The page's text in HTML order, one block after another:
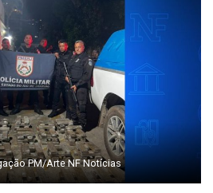
PM/Arte NF Notícias